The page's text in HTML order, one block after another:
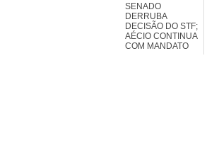
SENADO
DERRUBA
DECISÃO DO STF;
AÉCIO CONTINUA
COM MANDATO